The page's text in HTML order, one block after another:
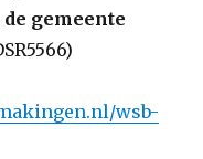
gemeente
wsb-